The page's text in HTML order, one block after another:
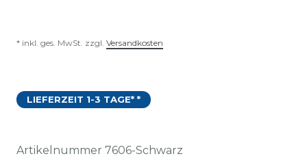
* inkl. ges. MwSt. zzgl. Versandkosten
LIEFERZEIT 1-3 TAGE* *
Artikelnummer 7606-Schwarz